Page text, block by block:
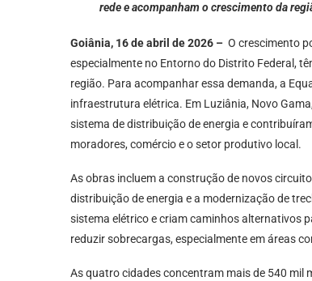
rede e acompanham o crescimento da
Goiânia, 16 de abril de 2026 – O crescimento
especialmente no Entorno do Distrito Federal,
região. Para acompanhar essa demanda, a
infraestrutura elétrica. Em Luziânia, Novo
sistema de distribuição de energia e
moradores, comércio e o setor produtivo local.
As obras incluem a construção de novos
distribuição de energia e a modernização de
sistema elétrico e criam caminhos alternativos
reduzir sobrecargas, especialmente em áreas
As quatro cidades concentram mais de 540 mil